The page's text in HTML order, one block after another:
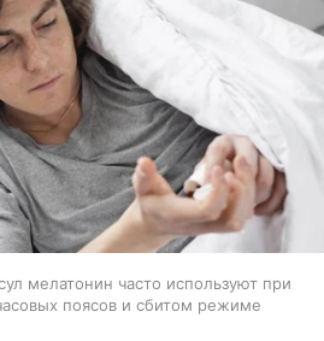
мелатонин часто используют при
поясов и сбитом режиме